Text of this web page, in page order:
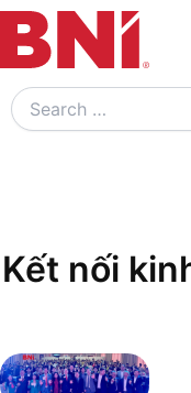
Search
…
Kết nối